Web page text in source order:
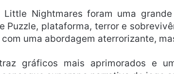
Nightmares foram uma
Puzzle, plataforma, terror e
uma abordagem aterrorizante,
gráficos mais aprimorados e